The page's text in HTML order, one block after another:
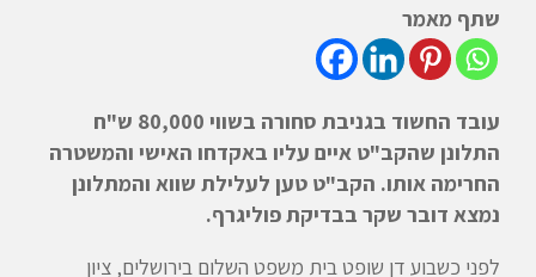
שתף מאמר
עובד החשוד בגניבת סחורה בשווי 80,000 ש"ח
התלונן שהקב"ט איים עליו באקדחו האישי והמשטרה
החרימה אותו. הקב"ט טען לעלילת שווא והמתלונן
נמצא דובר שקר בבדיקת פוליגרף.
לפני כשבוע דן שופט בית משפט השלום בירושלים, ציון